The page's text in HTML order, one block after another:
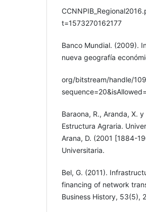
t=1573270162177
Banco Mundial. (2009).
nueva geografía
org/bitstream/handle/
Baraona, R., Aranda, X.
Estructura Agraria.
Arana, D. (2001 [1884-
Universitaria.
Bel, G. (2011).
financing of network
Business History, 53(5),